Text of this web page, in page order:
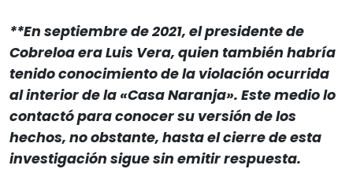
**En septiembre de 2021, el presidente de
Cobreloa era Luis Vera, quien también habría
tenido conocimiento de la violación ocurrida
al interior de la «Casa Naranja». Este medio lo
contactó para conocer su versión de los
hechos, no obstante, hasta el cierre de esta
investigación sigue sin emitir respuesta.